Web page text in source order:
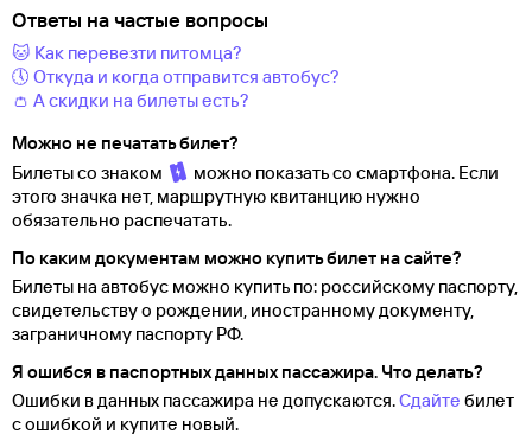
Ответы на частые вопросы
🐱 Как перевезти питомца?
🕔 Откуда и когда отправится автобус?
👛 А скидки на билеты есть?
Можно не печатать билет?
Билеты со знаком
можно показать со смартфона. Если
этого значка нет, маршрутную квитанцию нужно
обязательно распечатать.
По каким документам можно купить билет на сайте?
Билеты на автобус можно купить по: российскому паспорту,
свидетельству о рождении, иностранному документу,
заграничному паспорту РФ.
Я ошибся в паспортных данных пассажира. Что делать?
Ошибки в данных пассажира не допускаются.Сдайте билет
с ошибкой и купите новый.